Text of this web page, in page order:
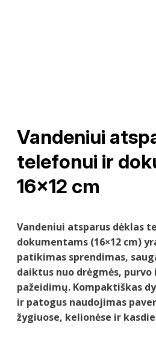
Vandeniui
telefonui ir
16×12 cm
Vandeniui atsparus dėklas
dokumentams (16×12 cm)
patikimas sprendimas,
daiktus nuo drėgmės,
pažeidimų. Kompaktiškas
ir patogus naudojimas
žygiuose, kelionėse ir